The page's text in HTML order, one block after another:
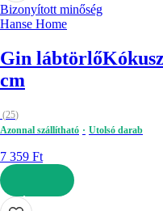
Bizonyított minőség
Hanse Home
Gin lábtörlő
cm
(25)
Azonnal szállítható
Utolsó darab
7 359 Ft
KOSÁRBA